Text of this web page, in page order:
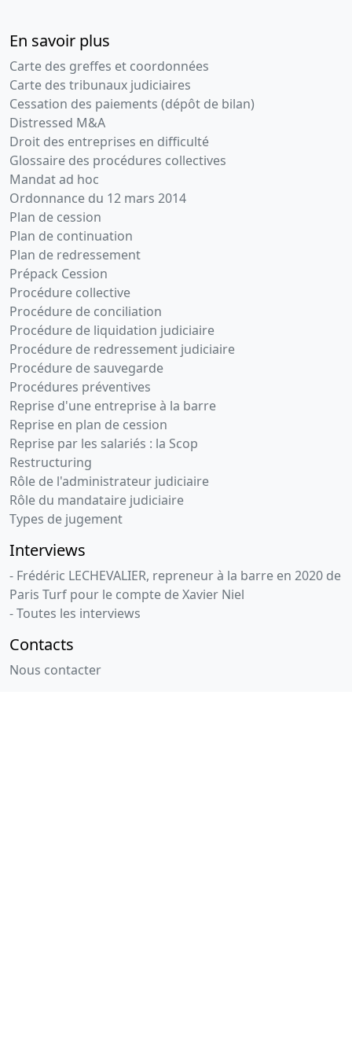
En savoir plus
Carte des greffes et coordonnées
Carte des tribunaux judiciaires
Cessation des paiements (dépôt de bilan)
Distressed M&A
Droit des entreprises en difficulté
Glossaire des procédures collectives
Mandat ad hoc
Ordonnance du 12 mars 2014
Plan de cession
Plan de continuation
Plan de redressement
Prépack Cession
Procédure collective
Procédure de conciliation
Procédure de liquidation judiciaire
Procédure de redressement judiciaire
Procédure de sauvegarde
Procédures préventives
Reprise d'une entreprise à la barre
Reprise en plan de cession
Reprise par les salariés : la Scop
Restructuring
Rôle de l'administrateur judiciaire
Rôle du mandataire judiciaire
Types de jugement
Interviews
- Frédéric LECHEVALIER, repreneur à la barre en 2020 de
Paris Turf pour le compte de Xavier Niel
- Toutes les interviews
Contacts
Nous contacter